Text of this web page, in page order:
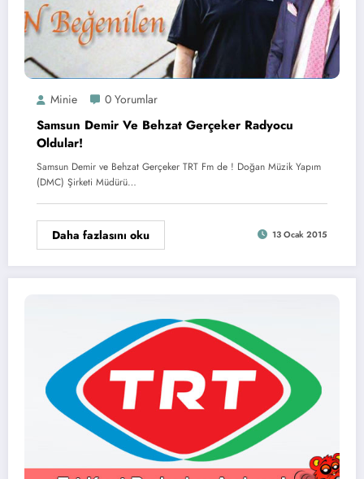
Minie 0 Yorumlar
Samsun Demir Ve Behzat Gerçeker Radyocu
Oldular!
Samsun Demir ve Behzat Gerçeker TRT Fm de ! Doğan Müzik Yapım
(DMC) Şirketi Müdürü…
Daha fazlasını oku 13 Ocak 2015